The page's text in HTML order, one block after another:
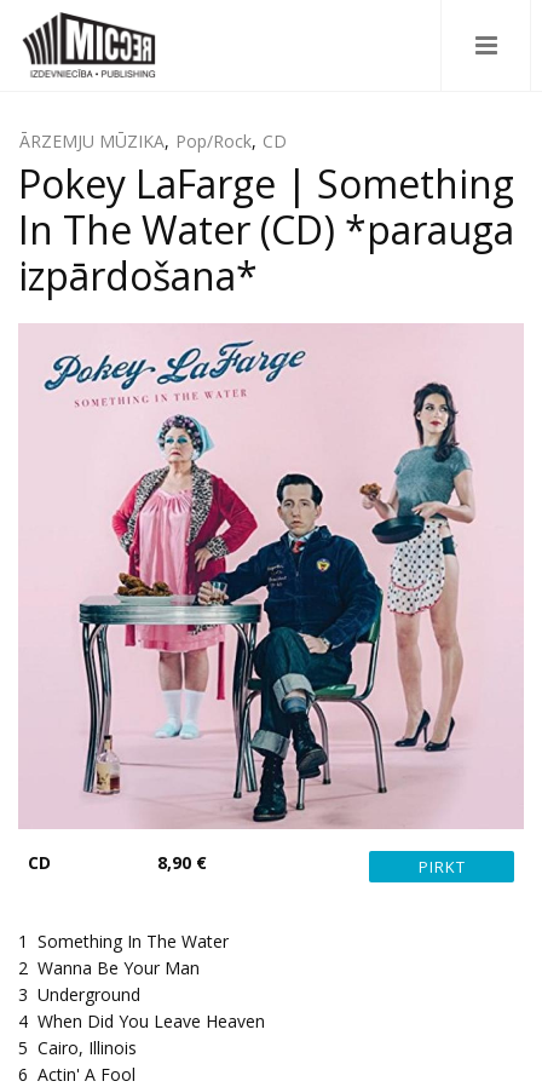
ĀRZEMJU MŪZIKA, Pop/Rock, CD
Pokey LaFarge | Something
In The Water (CD) *parauga
izpārdošana*
CD 8,90 €
1 Something In The Water
2 Wanna Be Your Man
3 Underground
4 When Did You Leave Heaven
5 Cairo, Illinois
6 Actin' A Fool